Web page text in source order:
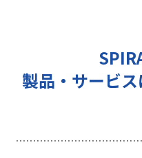
という）に準
を講じます。
3 個人情報の
き、ご提出い
製品・サービ